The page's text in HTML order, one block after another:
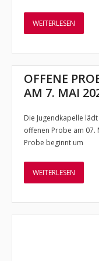
WEITERLESEN
OFFENE
AM 7. MAI
Die Jugendkapelle
offenen Probe am 07.
Probe beginnt um
WEITERLESEN